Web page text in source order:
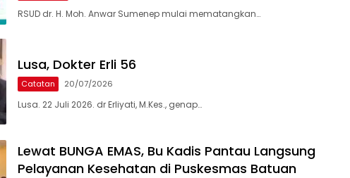
RSUD dr. H. Moh. Anwar Sumenep mulai mematangkan…
Lusa, Dokter Erli 56
Catatan 20/07/2026
Lusa. 22 Juli 2026. dr Erliyati, M.Kes., genap…
Lewat BUNGA EMAS, Bu Kadis Pantau Langsung
Pelayanan Kesehatan di Puskesmas Batuan